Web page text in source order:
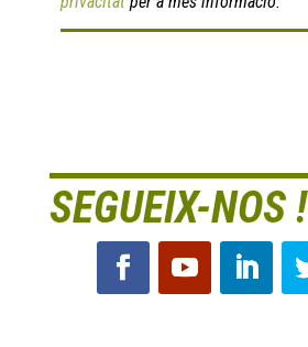
SEGUEIX-NOS !